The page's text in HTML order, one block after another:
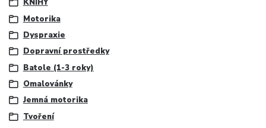
KNIHY
Motorika
Dyspraxie
Dopravní prostředky
Batole (1-3 roky)
Omalovánky
Jemná motorika
Tvoření